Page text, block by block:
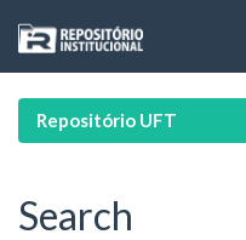
navigation
Repositório UFT
Search